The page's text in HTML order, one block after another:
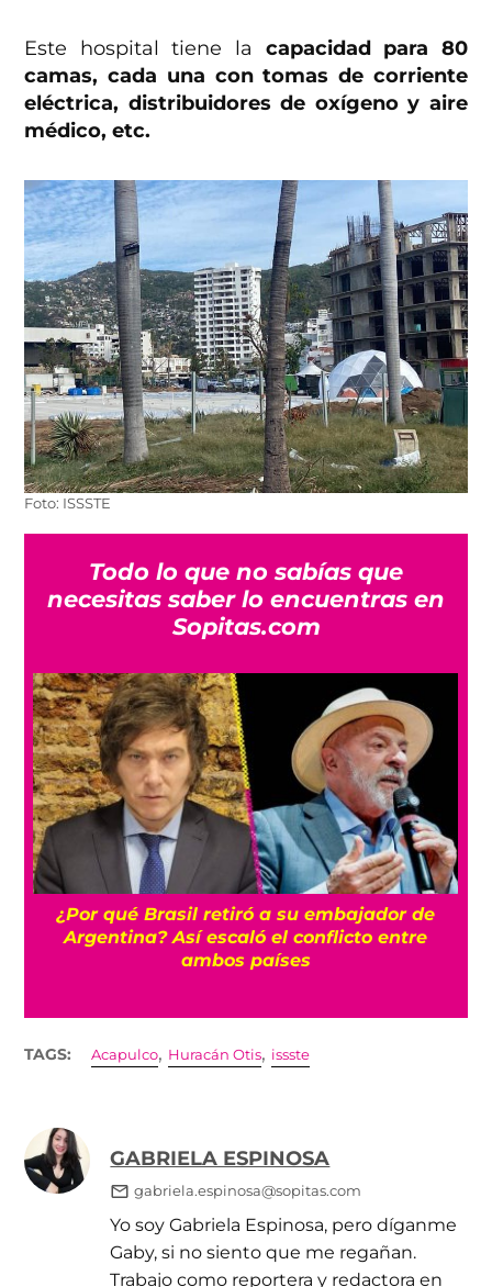
Este hospital tiene la capacidad para 80
camas, cada una con tomas de corriente
eléctrica, distribuidores de oxígeno y aire
médico, etc.
Foto: ISSSTE
Todo lo que no sabías que
necesitas saber lo encuentras en
Sopitas.com
¿Por qué Brasil retiró a su embajador de
Argentina? Así escaló el conflicto entre
ambos países
TAGS: Acapulco, Huracán Otis, issste
GABRIELA ESPINOSA
gabriela.espinosa@sopitas.com
Yo soy Gabriela Espinosa, pero díganme
Gaby, si no siento que me regañan.
Trabajo como reportera y redactora en